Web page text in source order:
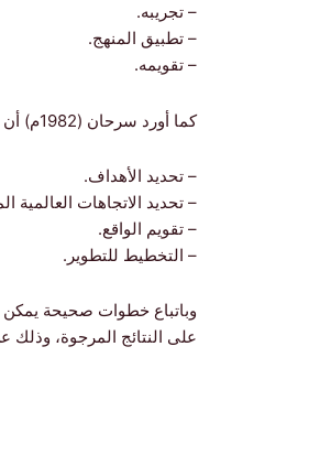
– تجريبه.
– تطبيق المنهج.
– تقويمه.
كما أورد سرحان (1982م) أن التطوير العلمي له عدة خطوات هي:
– تحديد الأهداف.
– تحديد الاتجاهات العالمية
– تقويم الواقع.
– التخطيط للتطوير.
وباتباع خطوات صحيحة
على النتائج المرجوة،